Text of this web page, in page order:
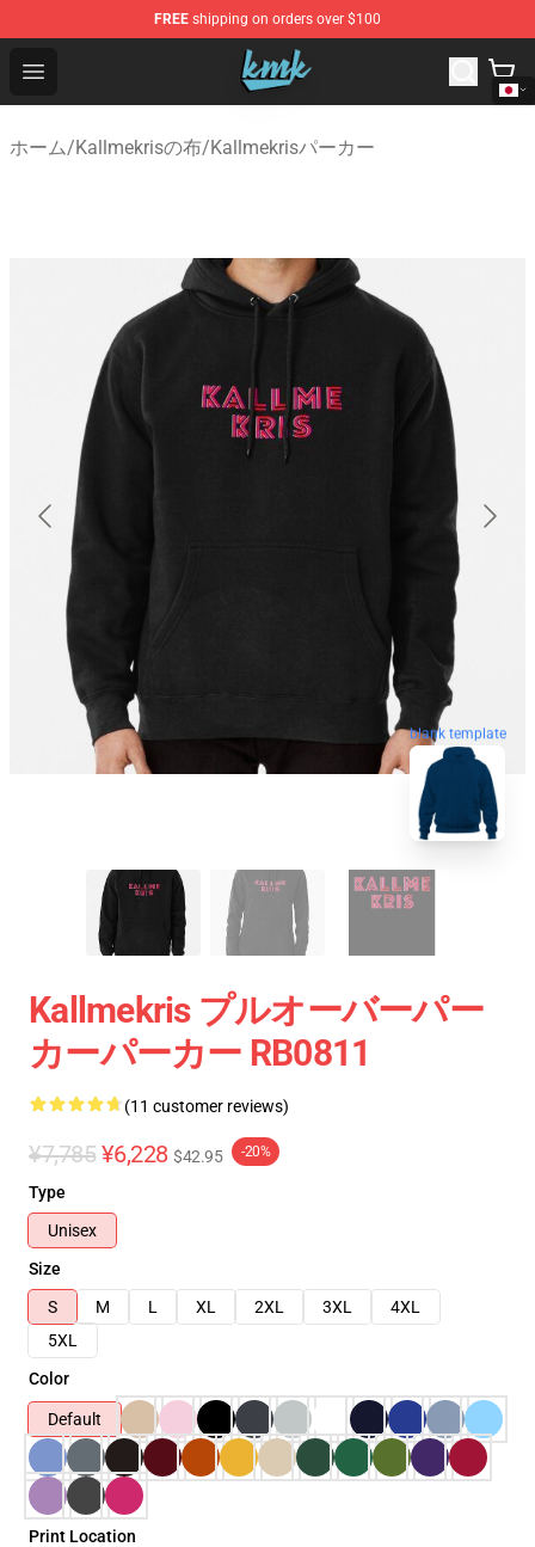
FREE shipping on orders over $100
Open menu
KallMeKris Store - Official KallMeKris Merchandise Shop
ホーム/Kallmekrisの布/Kallmekrisパーカー
blank template
Kallmekris プルオーバーパー
カーパーカー RB0811
(11 customer reviews)
¥7,785 ¥6,228 $42.95 -20%
Type
Unisex
Size
S
M L XL 2XL 3XL
4XL
5XL
Color
Default
Print Location